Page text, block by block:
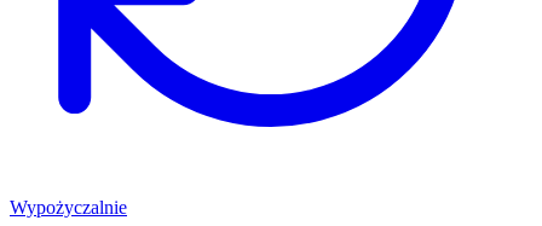
Wypożyczalnie